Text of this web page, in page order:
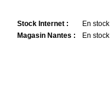
Stock Internet :
En stock
Magasin Nantes :
En stock